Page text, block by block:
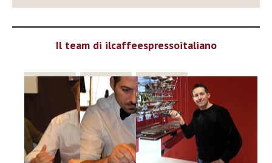
Il team di ilcaffeespressoitaliano